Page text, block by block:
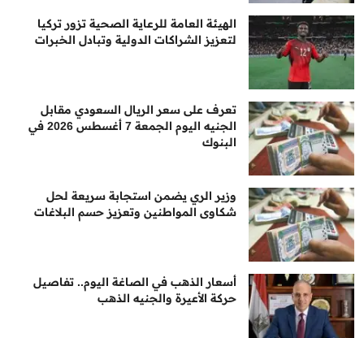
الهيئة العامة للرعاية الصحية تزور تركيا
لتعزيز الشراكات الدولية وتبادل الخبرات
تعرف على سعر الريال السعودي مقابل
الجنيه اليوم الجمعة 7 أغسطس 2026 في
البنوك
وزير الري يضمن استجابة سريعة لحل
شكاوى المواطنين وتعزيز حسم البلاغات
أسعار الذهب في الصاغة اليوم.. تفاصيل
حركة الأعيرة والجنيه الذهب